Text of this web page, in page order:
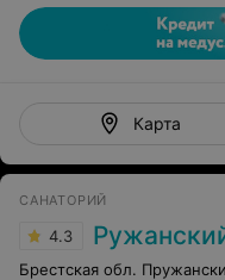
Карта
САНАТОРИЙ
4.3
Брестская обл.